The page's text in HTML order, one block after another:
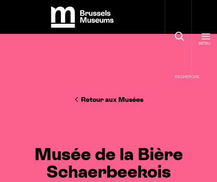
Brussels Museums
RECHERCHE
MENU
Retour aux Musées
Musée de la Bière
Schaerbeekois
Panneau de gestion des cookies